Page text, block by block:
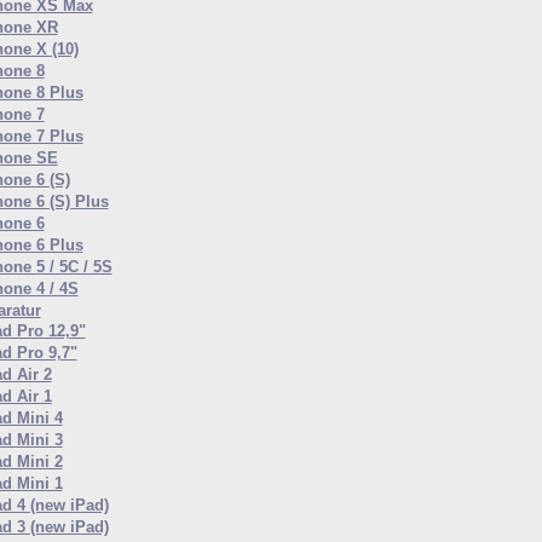
XS Max
XR
X (10)
8
8 Plus
7
7 Plus
SE
6 (S)
6 (S) Plus
6
6 Plus
5 / 5C / 5S
4 / 4S
Pro 12,9"
Pro 9,7"
Air 2
Air 1
Mini 4
Mini 3
Mini 2
Mini 1
4 (new iPad)
3 (new iPad)